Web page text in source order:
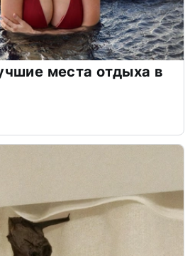
места отдыха в